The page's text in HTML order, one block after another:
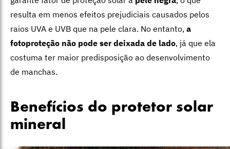
resulta em menos efeitos prejudiciais causados pelos
raios UVA e UVB que na pele clara. No entanto, a
fotoproteção não pode ser deixada de lado, já que ela
costuma ter maior predisposição ao desenvolvimento
de manchas.
Benefícios do protetor solar
mineral